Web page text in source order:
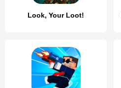
Look, Your Loot!